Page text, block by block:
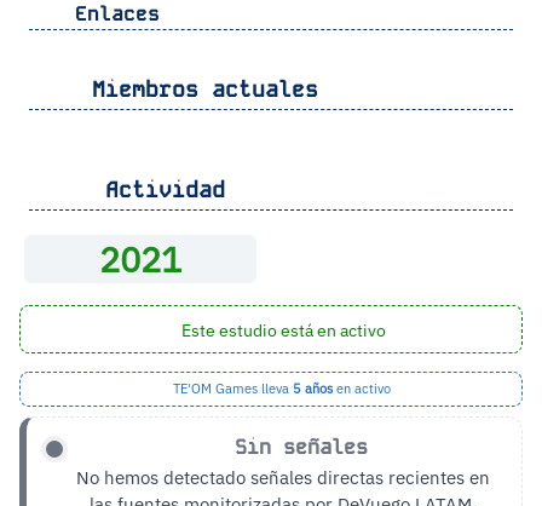
Enlaces
Miembros actuales
Actividad
2021
Este estudio está en activo
TE'OM Games lleva 5 añosen activo
Sin señales
No hemos detectado señales directas recientes en